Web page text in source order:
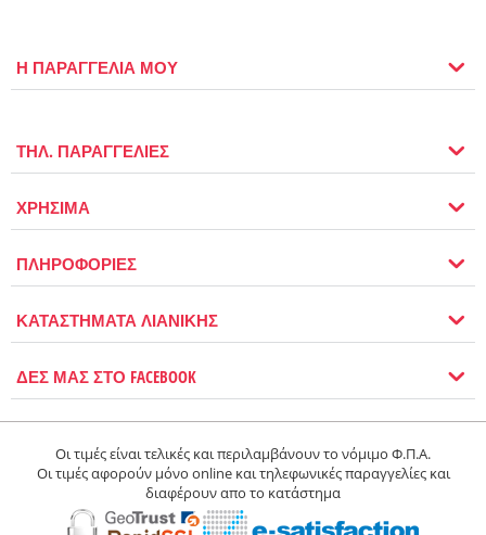
Η ΠΑΡΑΓΓΕΛΙΑ ΜΟΥ
ΤΗΛ. ΠΑΡΑΓΓΕΛΙΕΣ
ΧΡΗΣΙΜΑ
ΠΛΗΡΟΦΟΡΙΕΣ
ΚΑΤΑΣΤΗΜΑΤΑ ΛΙΑΝΙΚΗΣ
ΔΕΣ ΜΑΣ ΣΤΟ FACEBOOK
Οι τιμές είναι τελικές και περιλαμβάνουν το νόμιμο Φ.Π.Α.
Οι τιμές αφορούν μόνο online και τηλεφωνικές παραγγελίες και
διαφέρουν απο το κατάστημα